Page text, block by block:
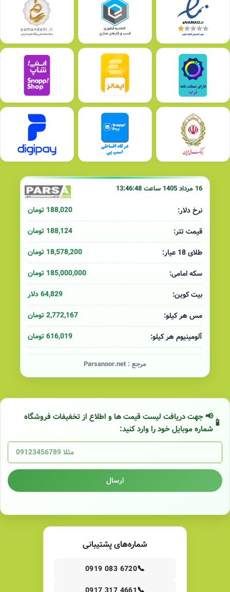
16 مرداد 1405 ساعت 13:46:48
نرخ دلار:
188,020 تومان
قیمت تتر:
188,124 تومان
طلای 18 عیار:
18,578,200 تومان
سکه امامی:
185,000,000 تومان
بیت کوین:
64,829 دلار
مس هر کیلو:
2,772,167 تومان
آلومینیوم هر کیلو:
616,019 تومان
مرجع : Parsanoor.net
📢 جهت دریافت لیست قیمت ها و اطلاع از تخفیفات فروشگاه
شماره موبایل خود را وارد کنید:
ارسال
شماره‌های پشتیبانی
📞
0919 083 6720